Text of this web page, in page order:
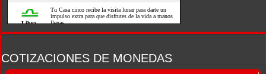
COTIZACIONES DE MONEDAS